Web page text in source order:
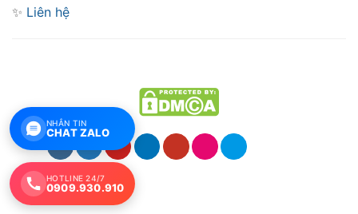
✨ Liên hệ
NHẮN TIN
CHAT ZALO
HOTLINE 24/7
0909.930.910